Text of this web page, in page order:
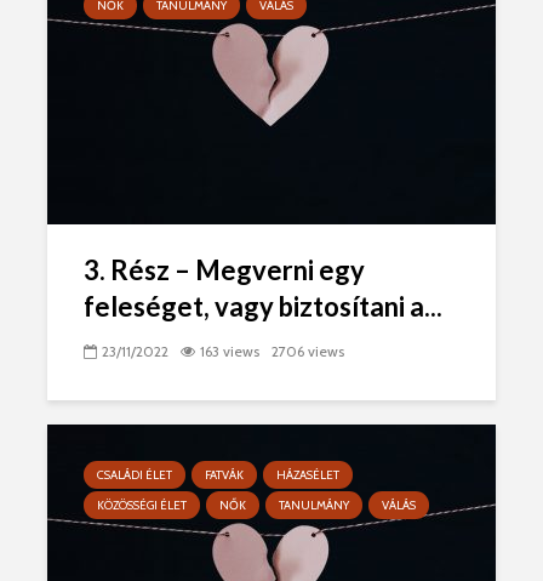
NŐK TANULMÁNY VÁLÁS
3. Rész – Megverni egy
feleséget, vagy biztosítani a...
23/11/2022 163 views 2706 views
CSALÁDI ÉLET FATVÁK
HÁZASÉLET
KÖZÖSSÉGI ÉLET
NŐK TANULMÁNY VÁLÁS